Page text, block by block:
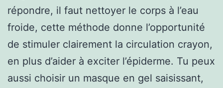
répondre, il faut nettoyer le corps à l’eau
froide, cette méthode donne l’opportunité
de stimuler clairement la circulation crayon,
en plus d’aider à exciter l’épiderme. Tu peux
aussi choisir un masque en gel saisissant,